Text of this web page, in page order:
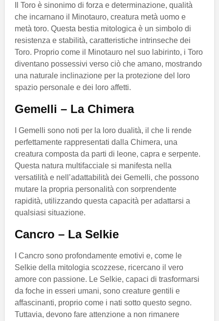
Il Toro è sinonimo di forza e determinazione, qualità
che incarnano il Minotauro, creatura metà uomo e
metà toro. Questa bestia mitologica è un simbolo di
resistenza e stabilità, caratteristiche intrinseche dei
Toro. Proprio come il Minotauro nel suo labirinto, i Toro
diventano possessivi verso ciò che amano, mostrando
una naturale inclinazione per la protezione del loro
spazio personale e dei loro affetti.
Gemelli – La Chimera
I Gemelli sono noti per la loro dualità, il che li rende
perfettamente rappresentati dalla Chimera, una
creatura composta da parti di leone, capra e serpente.
Questa natura multifacciale si manifesta nella
versatilità e nell’adattabilità dei Gemelli, che possono
mutare la propria personalità con sorprendente
rapidità, utilizzando questa capacità per adattarsi a
qualsiasi situazione.
Cancro – La Selkie
I Cancro sono profondamente emotivi e, come le
Selkie della mitologia scozzese, ricercano il vero
amore con passione. Le Selkie, capaci di trasformarsi
da foche in esseri umani, sono creature gentili e
affascinanti, proprio come i nati sotto questo segno.
Tuttavia, devono fare attenzione a non rimanere